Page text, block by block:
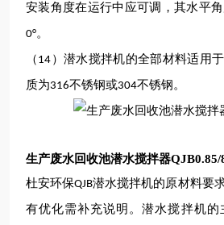
安装角度在运行中应可调，其水平
0°。
（ 14 ）潜水搅拌机的全部材料适用
质为316不锈钢或304不锈钢。
生产废水回收池潜水搅拌器QJB0.85/
杜安环保QJB潜水搅拌机的原材料要
有优化需补充说明。潜水搅拌机的